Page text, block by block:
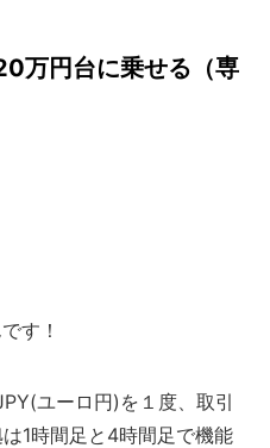
万円台に乗せる（専
す！
ユーロ円)を１度、取引
1時間足と4時間足で機能